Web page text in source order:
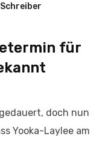
für
doch nun
Yooka-Laylee am